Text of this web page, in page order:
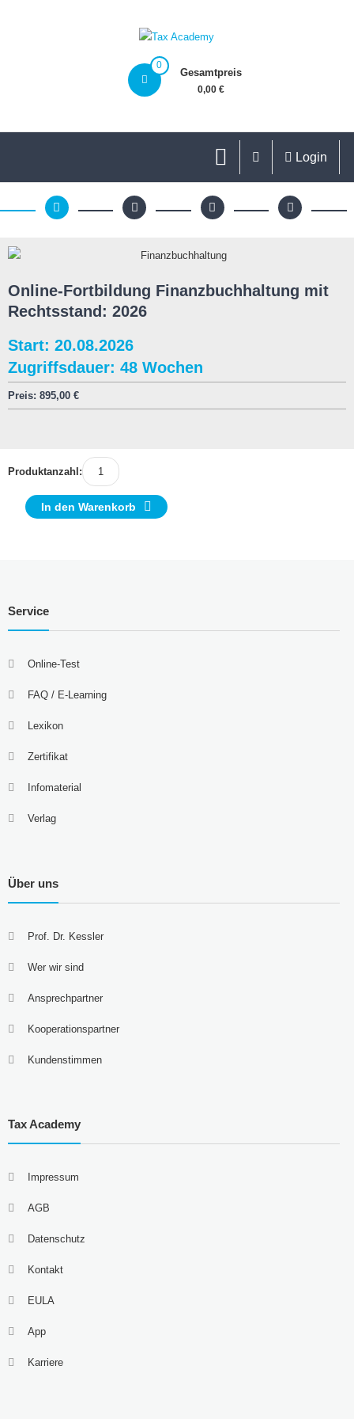
0
Gesamtpreis
0,00 €
Login
Online-Fortbildung Finanzbuchhaltung mit
Rechtsstand: 2026
Start: 20.08.2026
Zugriffsdauer: 48 Wochen
Preis: 895,00 €
Produktanzahl:
In den Warenkorb
Service
Online-Test
FAQ / E-Learning
Lexikon
Zertifikat
Infomaterial
Verlag
Über uns
Prof. Dr. Kessler
Wer wir sind
Ansprechpartner
Kooperationspartner
Kundenstimmen
Tax Academy
Impressum
AGB
Datenschutz
Kontakt
EULA
App
Karriere